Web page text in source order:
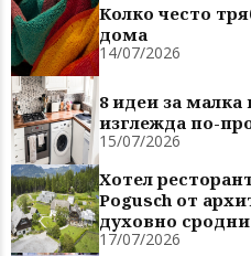
Колко често
дома
14/07/2026
8 идеи за
изглежда по-
15/07/2026
Хотел
Pogusch от
духовно сродни
17/07/2026